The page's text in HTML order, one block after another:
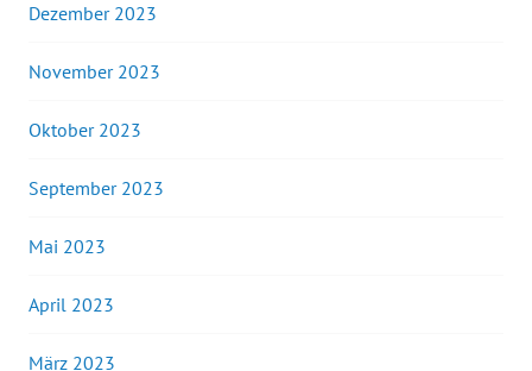
Dezember 2023
November 2023
Oktober 2023
September 2023
Mai 2023
April 2023
März 2023